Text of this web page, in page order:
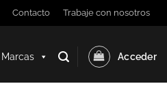
Contacto Trabaje con nosotros
Marcas Acceder